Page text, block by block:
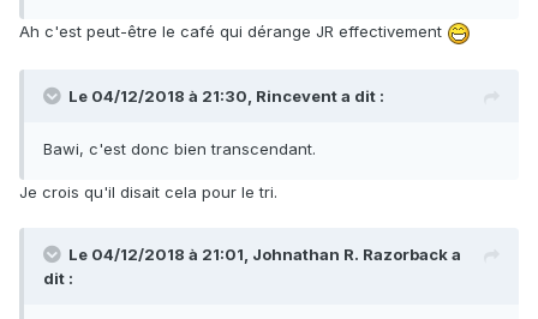
Ah c'est peut-être le café qui dérange JR effectivement
Le 04/12/2018 à 21:30, Rinceventa dit :
Bawi, c'est donc bien transcendant.
Je crois qu'il disait cela pour le tri.
Le 04/12/2018 à 21:01, Johnathan R. Razorbacka
dit :